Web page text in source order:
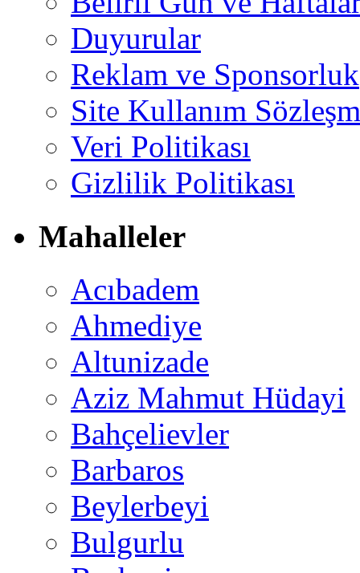
Duyurular
Reklam ve Sponsorluk
Site Kullanım
Veri Politikası
Gizlilik Politikası
Mahalleler
Acıbadem
Ahmediye
Altunizade
Aziz Mahmut Hüdayi
Bahçelievler
Barbaros
Beylerbeyi
Bulgurlu